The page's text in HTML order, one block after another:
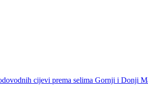
cijevi prema selima Gornji i Donji